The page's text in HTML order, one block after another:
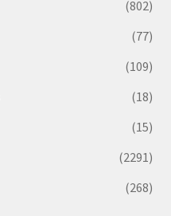
(802)
(77)
(109)
(18)
(15)
(2291)
(268)